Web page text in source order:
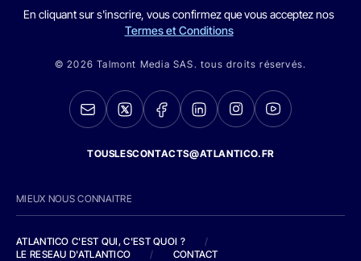
En cliquant sur s'inscrire, vous confirmez que vous acceptez nos
Termes et Conditions
© 2026 Talmont Media SAS. tous droits réservés.
TOUSLESCONTACTS@ATLANTICO.FR
MIEUX NOUS CONNAITRE
ATLANTICO C'EST QUI, C'EST QUOI ?
/
LE RESEAU D'ATLANTICO
/ CONTACT